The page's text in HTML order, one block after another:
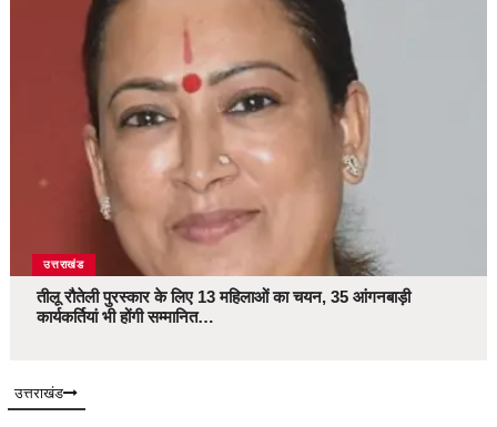
उत्तराखंड
तीलू रौतेली पुरस्कार के लिए 13 महिलाओं का चयन, 35 आंगनबाड़ी
कार्यकर्तियां भी होंगी सम्मानित…
उत्तराखंड